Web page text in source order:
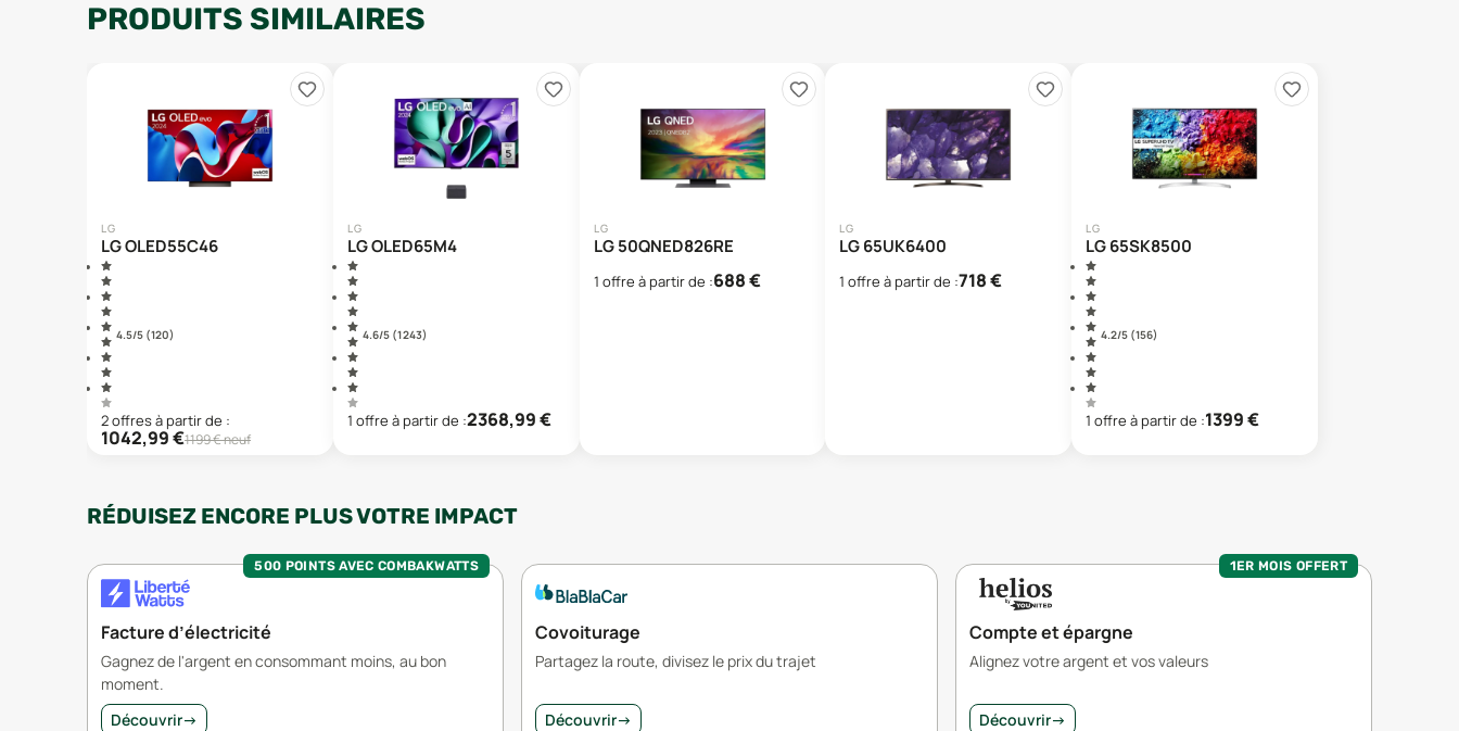
PRODUITS SIMILAIRES
LG
LG OLED55C46
4.5/5 (120)
2offresà partir de :
1042,99€1199€ neuf
LG
LG OLED65M4
4.6/5 (1 243)
1 offre à partir de :2368,99€
LG
LG 50QNED826RE
1 offre à partir de :688€
LG
LG 65UK6400
1 offre à partir de :718€
LG
LG 65SK8500
4.2/5 (156)
1 offre à partir de :1399€
RÉDUISEZ ENCORE PLUS VOTRE IMPACT
500 POINTS AVEC COMBAKWATTS
Facture d’électricité
Gagnez de l'argent en consommant moins, au bon
moment.
Découvrir→
Covoiturage
Partagez la route, divisez le prix du trajet
Découvrir→
1ER MOIS OFFERT
Compte et épargne
Alignez votre argent et vos valeurs
Découvrir→